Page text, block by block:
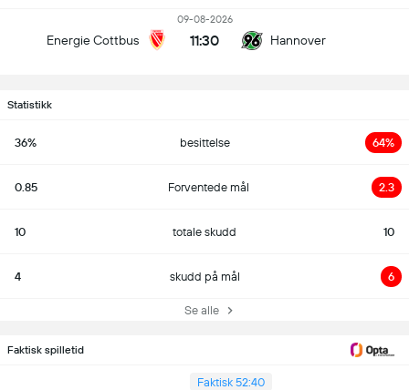
Energie Cottbus
09-08-2026
11:30 Hannover
Statistikk
36% besittelse 64%
0.85 Forventede mål 2.3
10 totale skudd 10
4 skudd på mål 6
Se alle
Faktisk spilletid
Faktisk 52:40